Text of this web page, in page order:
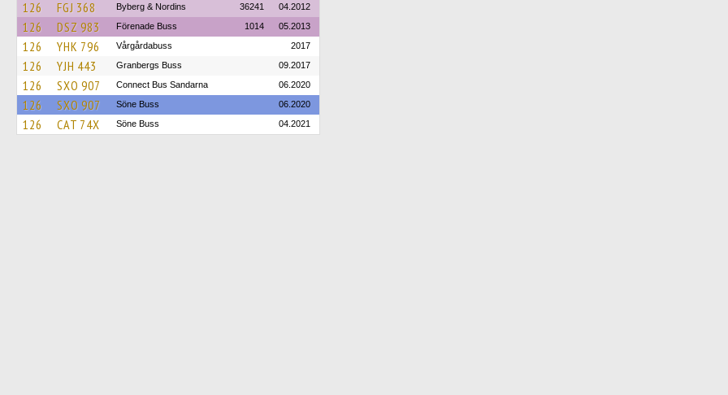
126 FGJ 368 Byberg & Nordins 36241 04.2012
126 DSZ 983 Förenade Buss 1014 05.2013
126 YHK 796 Vårgårdabuss 2017
126 YJH 443 Granbergs Buss 09.2017
126 SXO 907 Connect Bus Sandarna 06.2020
126 SXO 907 Söne Buss 06.2020
126 CAT 74X Söne Buss 04.2021